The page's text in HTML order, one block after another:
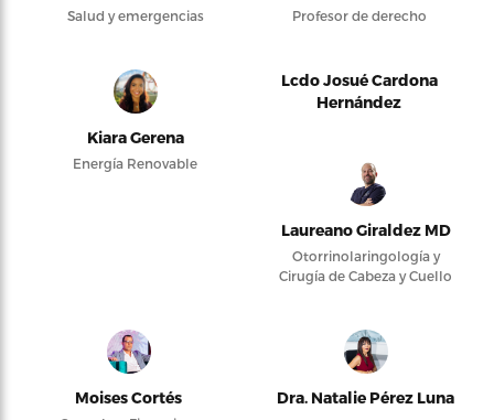
Salud y emergencias Profesor de derecho
Kiara Gerena
Energía Renovable
Lcdo Josué Cardona
Hernández
Laureano Giraldez MD
Otorrinolaringología y
Cirugía de Cabeza y Cuello
Moises Cortés Dra. Natalie Pérez Luna